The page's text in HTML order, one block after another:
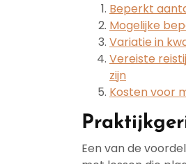
Beperkt
Mogelijke
Variatie in
Vereiste
zijn
Kosten voor
Een van de